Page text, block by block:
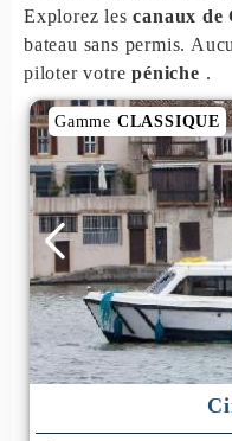
Explorez lescanaux
bateau sans permis.
piloter votrepéniche .
Gamme CLASSIQUE